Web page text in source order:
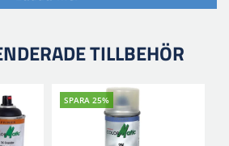
TILLBEHÖR
SPARA 25%